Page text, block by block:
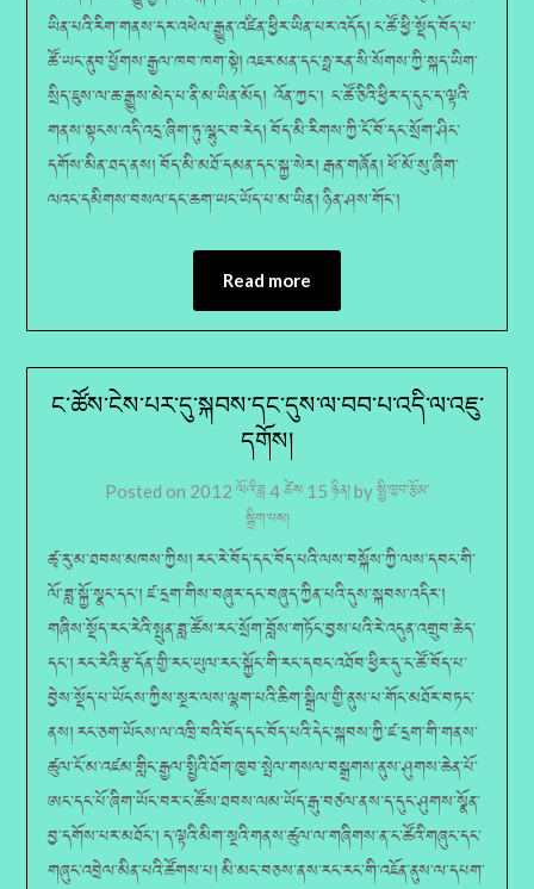
ཡིན་པའི་རིག་གནས་དར་འཕེལ་རྒྱུན་འཛིན་ཕྱིར་ཡིན་པར་འདོད། ང་ཚོ་ཕྱི་སྡོད་བོད་པ་
ཚོ་ཡང་ནུབ་ཕྱོགས་རྒྱལ་ཁབ་ཁག་སྟེ། འཇར་མན་དང་ཧྥ་རན་སི་སོགས་ཀྱི་སྐད་ཡིག་
སྲིད་ཇུས་ལ་ཆ་རྒྱུས་མེད་པ་ནི་མ་ཡིན་མོད། འོན་ཀྱང་། ང་ཚོ་ཅིའི་ཕྱིར་ད་དུང་ད་ལྟའི་
གནས་སྟངས་འདི་འདྲ་ཞིག་ཏུ་ལྷུང་བ་རེད། བོད་མི་རིགས་ཀྱི་ངོ་བོ་དང་སྲོག་ཤིང་
དགོས་མིན་ཐད་ནས། བོད་མི་མཐོ་དམན་དང་སྐྱ་སེར། རྒན་གཞོན། ཕོ་མོ་སུ་ཞིག་
ལའང་དམིགས་བསལ་དང་ཆག་ཡང་ཡོད་པ་མ་ཡིན། ཉིན་ཤས་གོང་།
Read more
ང་ཚོས་ངེས་པར་དུ་སྐབས་དང་དུས་ལ་བབ་པ་འདི་ལ་འཇུ་
དགོས།
Posted on 2012 ལོའི་ཟླ 4 ཚེས 15 ཉིན།byསྤྱི་ཁྱབ་རྩོམ་
སྒྲིག་པས།
ཚྭ་རུ་མ་ཐབས་མཁས་ཀྱིས། རང་རེ་བོད་དང་བོད་པའི་ལས་བསྐོས་ཀྱི་ལས་དབང་གི་
ལོ་ཟླ་སྐྱོ་སྣང་དང་། ཛ་དྲག་གིས་བཞུར་དང་བཞུད་ཀྱིན་པའི་དུས་སྐབས་འདིར་།
གཞིས་སྡོད་རང་རེའི་སྤུན་ཟླ་ཚོས་རང་སྲོག་བློས་གཏོང་བྱས་པའི་རེ་འདུན་འགྲུབ་ཆེད་
དང་། རང་རེའི་རྩ་དོན་གྱི་རང་ཡུལ་རང་སྐྱོང་གི་རང་དབང་འཐོབ་ཕྱིར་དུ་ང་ཚོ་བོད་པ་
བྱེས་སྡོད་པ་ཡོངས་ཀྱིས་སྔར་ལས་ལྷག་པའི་ཆིག་སྒྲིལ་གྱི་ནུས་པ་གོང་མཐོར་བཏང་
ནས། རང་ཅག་ཡོངས་ལ་འཁྲི་བའི་བོད་དང་བོད་པའི་དེང་སྐབས་ཀྱི་ཛ་དྲག་གི་གནས་
ཚུལ་ངོ་མ་འཛམ་གླིང་རྒྱལ་སྤྱིའི་ཐོག་ཁྱབ་སྤེལ་གསལ་བསྒྲགས་ནུས་ཤུགས་ཆེན་པོ་
ཨང་དང་པོ་ཞིག་ཡོང་བར་ང་ཚོས་ཐབས་ལམ་ཡོད་རྒུ་བཙལ་ནས་ད་དུང་ཤུགས་སྣོན་
བྱ་དགོས་པར་མཐོང་། ད་ལྟའི་མིག་སྔའི་གནས་ཚུལ་ལ་གཞིགས་ན་ང་ཚོའི་གཞུང་དང་
གཞུང་འབྲེལ་མིན་པའི་ཚོགས་པ། མི་མང་བཅས་ནས་རང་རང་གི་འཇོན་ནུས་ལ་དཔག་